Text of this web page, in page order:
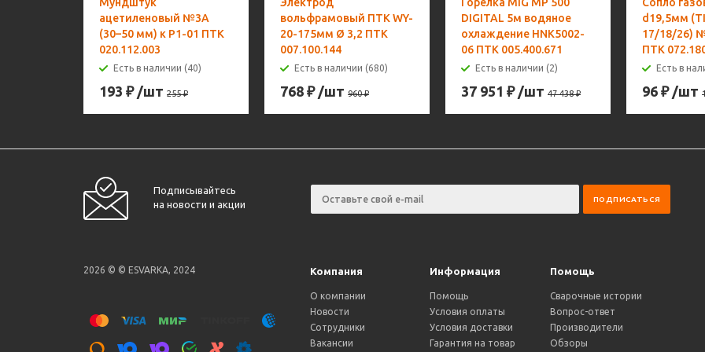
ацетиленовый №3А
(30–50 мм) к Р1-01 ПТК
020.112.003
Есть в наличии (40)
193 ₽ /шт 255₽
вольфрамовый ПТК WY-
20-175мм Ø 3,2 ПТК
007.100.144
Есть в наличии (680)
768 ₽ /шт 960₽
DIGITAL 5м водяное
охлаждение HNK5002-
06 ПТК 005.400.671
Есть в наличии (2)
37 951 ₽ /шт 47 438₽
d19,5мм
17/18/26)
ПТК
Есть в
96 ₽ /шт
Подписывайтесь
на новости и акции
2026 © © ESVARKA, 2024 Компания Информация Помощь
О компании
Новости
Сотрудники
Вакансии
Помощь
Условия оплаты
Условия доставки
Гарантия на товар
Сварочные истории
Вопрос-ответ
Производители
Обзоры